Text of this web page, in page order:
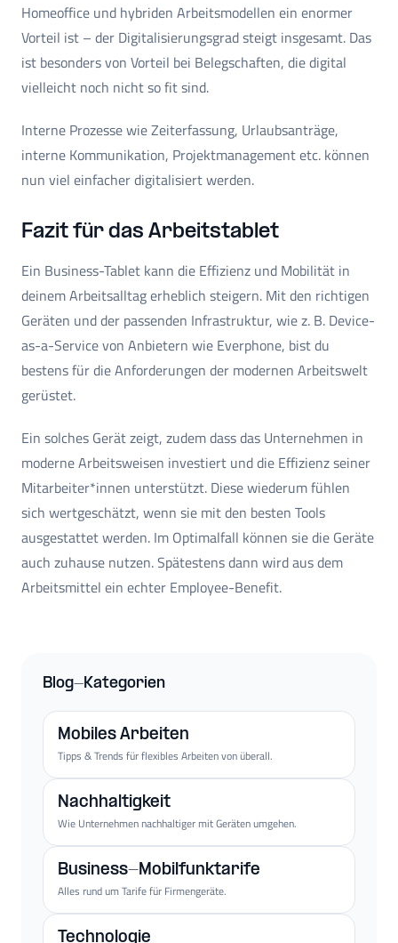
Homeoffice und hybriden Arbeitsmodellen ein enormer
Vorteil ist – der Digitalisierungsgrad steigt insgesamt. Das
ist besonders von Vorteil bei Belegschaften, die digital
vielleicht noch nicht so fit sind.
Interne Prozesse wie Zeiterfassung, Urlaubsanträge,
interne Kommunikation, Projektmanagement etc. können
nun viel einfacher digitalisiert werden.
Fazit für das Arbeitstablet
Ein Business-Tablet kann die Effizienz und Mobilität in
deinem Arbeitsalltag erheblich steigern. Mit den richtigen
Geräten und der passenden Infrastruktur, wie z. B. Device-
as-a-Service von Anbietern wie Everphone, bist du
bestens für die Anforderungen der modernen Arbeitswelt
gerüstet.
Ein solches Gerät zeigt, zudem dass das Unternehmen in
moderne Arbeitsweisen investiert und die Effizienz seiner
Mitarbeiter*innen unterstützt. Diese wiederum fühlen
sich wertgeschätzt, wenn sie mit den besten Tools
ausgestattet werden. Im Optimalfall können sie die Geräte
auch zuhause nutzen. Spätestens dann wird aus dem
Arbeitsmittel ein echter Employee-Benefit.
Blog-Kategorien
Mobiles Arbeiten
Tipps & Trends für flexibles Arbeiten von überall.
Nachhaltigkeit
Wie Unternehmen nachhaltiger mit Geräten umgehen.
Business-Mobilfunktarife
Alles rund um Tarife für Firmengeräte.
Technologie